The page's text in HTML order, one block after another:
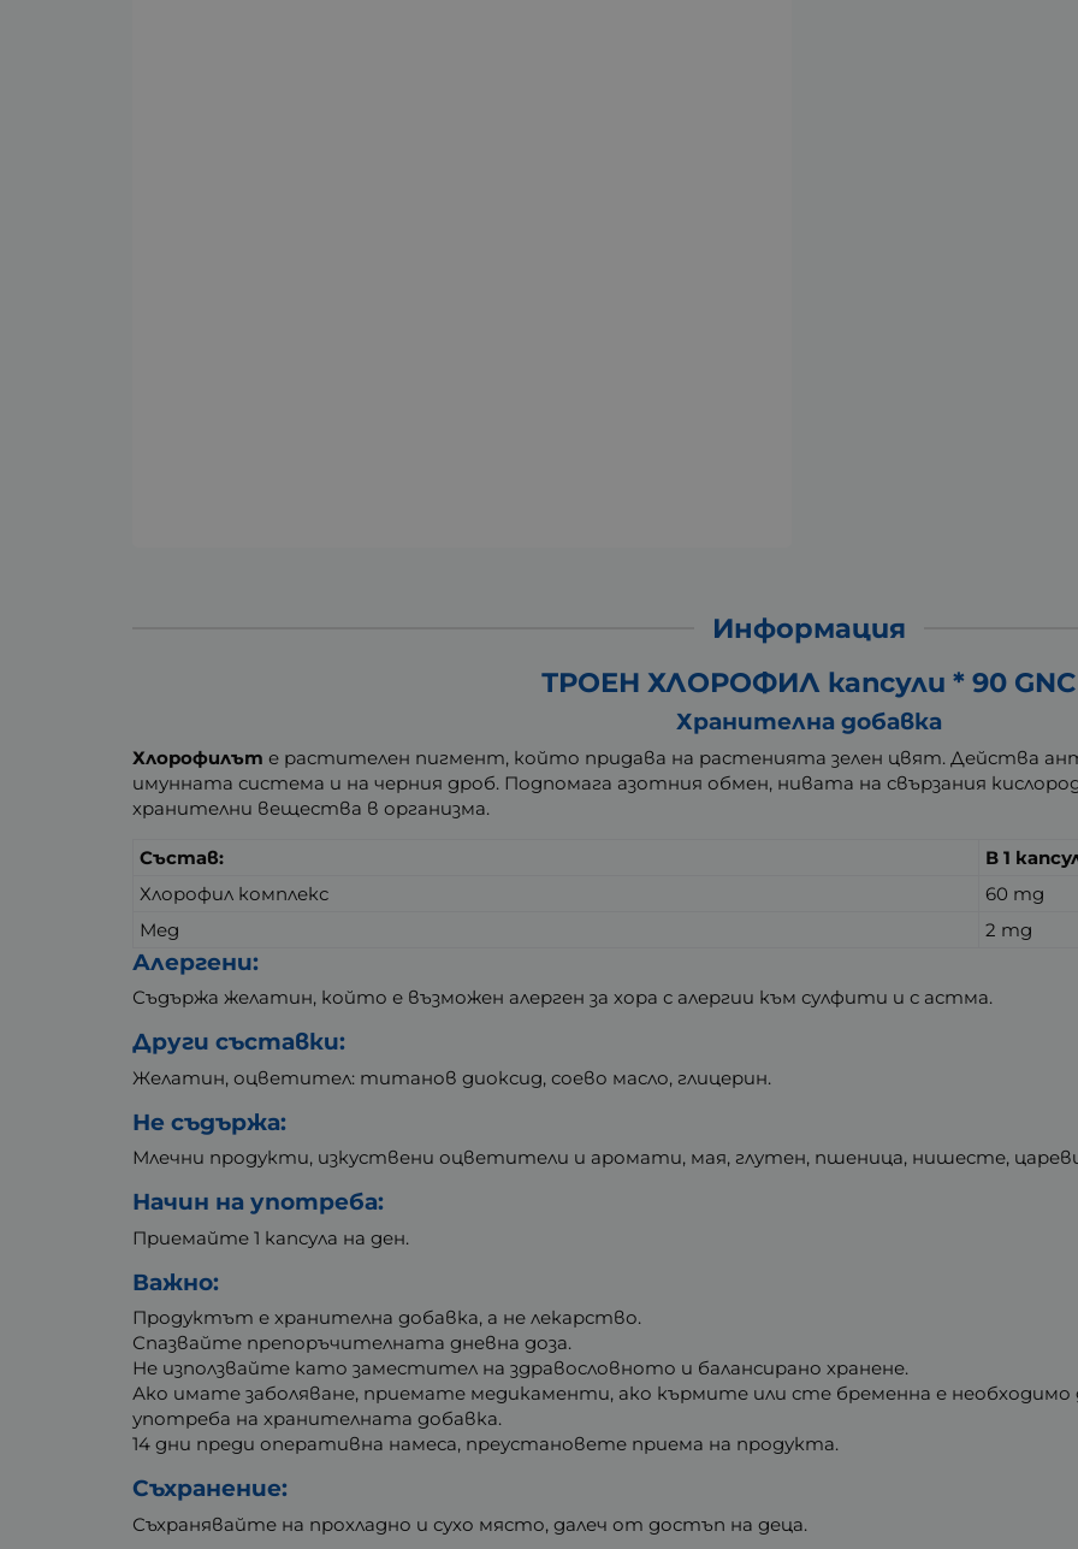
Информация
ТРОЕН ХЛОРОФИЛ капсули * 90 GNC
Хранителна добавка
Хлорофилът е растителен пигмент, който придава на растенията зелен цвят. Действа
имунната система и на черния дроб. Подпомага азотния обмен, нивата на свързания
хранителни вещества в организма.
Състав:
В 1
Хлорофил комплекс
60 mg
Мед
2 mg
Алергени:
Съдържа желатин, който е възможен алерген за хора с алергии към сулфити и с астма.
Други съставки:
Желатин, оцветител: титанов диоксид, соево масло, глицерин.
Не съдържа:
Млечни продукти, изкуствени оцветители и аромати, мая, глутен, пшеница, нишесте,
Начин на употреба:
Приемайте 1 капсула на ден.
Важно:
Продуктът е хранителна добавка, а не лекарство.
Спазвайте препоръчителната дневна доза.
Не използвайте като заместител на здравословното и балансирано хранене.
Ако имате заболяване, приемате медикаменти, ако кърмите или сте бременна е необходимо
употреба на хранителната добавка.
14 дни преди оперативна намеса, преустановете приема на продукта.
Съхранение:
Съхранявайте на прохладно и сухо място, далеч от достъп на деца.